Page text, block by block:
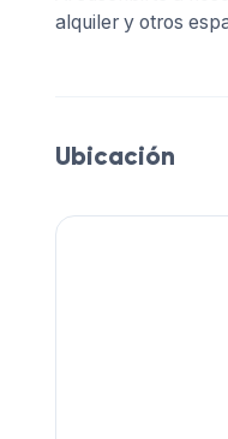
alquiler y otros
Ubicación